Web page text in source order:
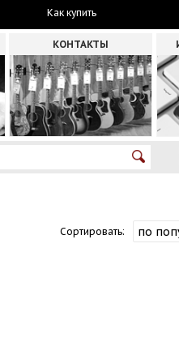
Как купить
КОНТАКТЫ
Сортировать: